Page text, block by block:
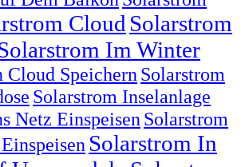
Cloud Solarstrom
Im Winter
Cloud Speichern Solarstrom
Solarstrom Inselanlage
Netz Einspeisen Solarstrom
Solarstrom In